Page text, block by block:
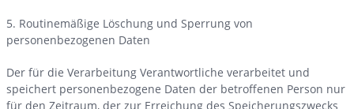
5. Routinemäßige Löschung und Sperrung von
personenbezogenen Daten
Der für die Verarbeitung Verantwortliche verarbeitet und
speichert personenbezogene Daten der betroffenen Person nur
für den Zeitraum, der zur Erreichung des Speicherungszwecks